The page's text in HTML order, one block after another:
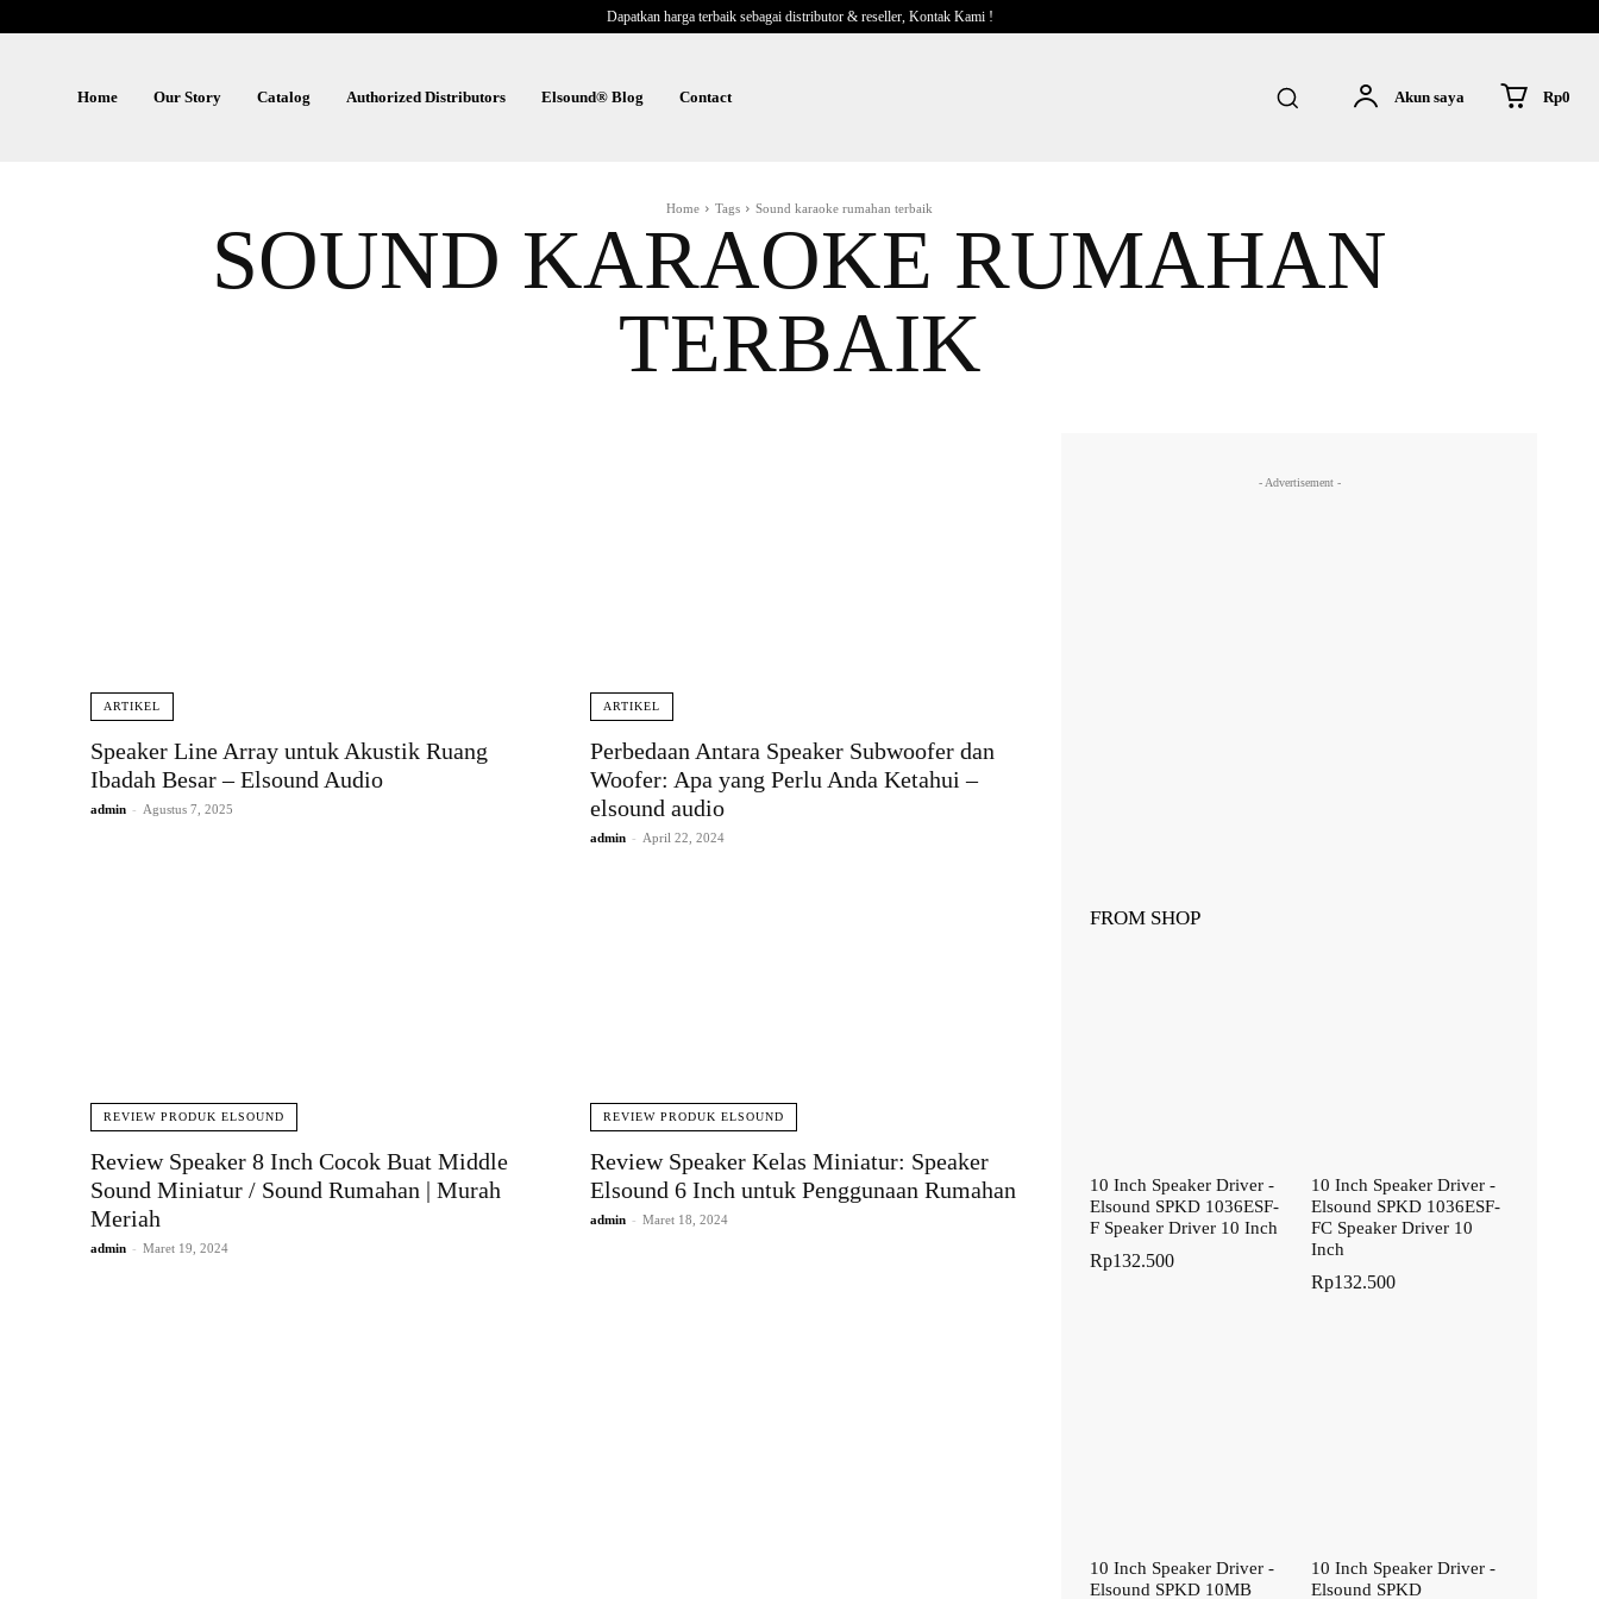
Dapatkan harga terbaik sebagai distributor & reseller, Kontak Kami !
Home Our Story Catalog Authorized Distributors Elsound® Blog Contact Akun saya Rp0
Home Tags Sound karaoke rumahan terbaik
SOUND KARAOKE RUMAHAN
TERBAIK
ARTIKEL
Speaker Line Array untuk Akustik Ruang
Ibadah Besar – Elsound Audio
admin - Agustus 7, 2025
ARTIKEL
Perbedaan Antara Speaker Subwoofer dan
Woofer: Apa yang Perlu Anda Ketahui –
elsound audio
admin - April 22, 2024
REVIEW PRODUK ELSOUND
Review Speaker 8 Inch Cocok Buat Middle
Sound Miniatur / Sound Rumahan | Murah
Meriah
admin - Maret 19, 2024
REVIEW PRODUK ELSOUND
Review Speaker Kelas Miniatur: Speaker
Elsound 6 Inch untuk Penggunaan Rumahan
admin - Maret 18, 2024
- Advertisement -
FROM SHOP
10 Inch Speaker Driver -
Elsound SPKD 1036ESF-
F Speaker Driver 10 Inch
Rp132.500
10 Inch Speaker Driver -
Elsound SPKD 1036ESF-
FC Speaker Driver 10
Inch
Rp132.500
10 Inch Speaker Driver -
Elsound SPKD 10MB
10 Inch Speaker Driver -
Elsound SPKD